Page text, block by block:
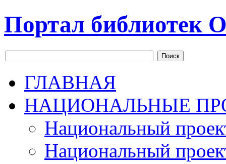
Портал библиотек
Поиск
ГЛАВНАЯ
НАЦИОНАЛЬНЫЕ
Национальный
Национальный